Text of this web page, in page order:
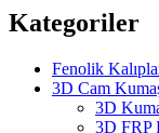
Kategoriler
Fenolik
3D Cam
3D
3D FRP